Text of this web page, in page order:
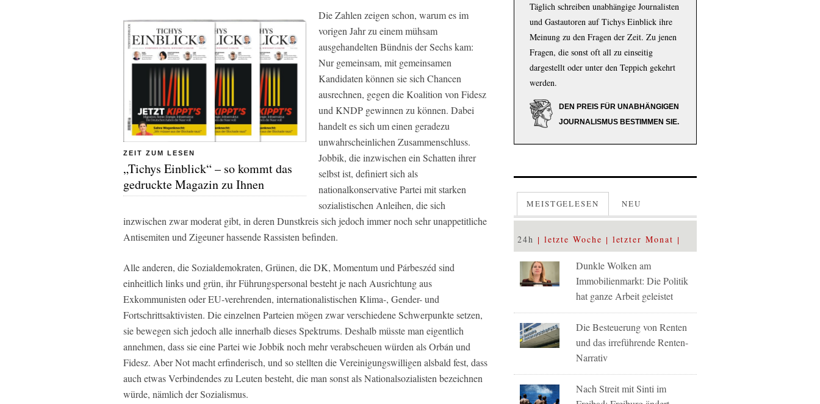
ZEIT ZUM LESEN
„Tichys Einblick“ – so kommt das
gedruckte Magazin zu Ihnen
Die Zahlen zeigen schon, warum es im
vorigen Jahr zu einem mühsam
ausgehandelten Bündnis der Sechs kam:
Nur gemeinsam, mit gemeinsamen
Kandidaten können sie sich Chancen
ausrechnen, gegen die Koalition von Fidesz
und KNDP gewinnen zu können. Dabei
handelt es sich um einen geradezu
unwahrscheinlichen Zusammenschluss.
Jobbik, die inzwischen ein Schatten ihrer
selbst ist, definiert sich als
nationalkonservative Partei mit starken
sozialistischen Anleihen, die sich
inzwischen zwar moderat gibt, in deren Dunstkreis sich jedoch immer noch sehr unappetitliche
Antisemiten und Zigeuner hassende Rassisten befinden.
Alle anderen, die Sozialdemokraten, Grünen, die DK, Momentum und Párbeszéd sind
einheitlich links und grün, ihr Führungspersonal besteht je nach Ausrichtung aus
Exkommunisten oder EU-verehrenden, internationalistischen Klima-, Gender- und
Fortschrittsaktivisten. Die einzelnen Parteien mögen zwar verschiedene Schwerpunkte setzen,
sie bewegen sich jedoch alle innerhalb dieses Spektrums. Deshalb müsste man eigentlich
annehmen, dass sie eine Partei wie Jobbik noch mehr verabscheuen würden als Orbán und
Fidesz. Aber Not macht erfinderisch, und so stellten die Vereinigungswilligen alsbald fest, dass
auch etwas Verbindendes zu Leuten besteht, die man sonst als Nationalsozialisten bezeichnen
würde, nämlich der Sozialismus.
Täglich schreiben unabhängige Journalisten
und Gastautoren auf Tichys Einblick ihre
Meinung zu den Fragen der Zeit. Zu jenen
Fragen, die sonst oft all zu einseitig
dargestellt oder unter den Teppich gekehrt
werden.
DEN PREIS FÜR UNABHÄNGIGEN
JOURNALISMUS BESTIMMEN SIE.
MEISTGELESEN NEU
24h letzte Woche letzter Monat
Dunkle Wolken am
Immobilienmarkt: Die Politik
hat ganze Arbeit geleistet
Die Besteuerung von Renten
und das irreführende Renten-
Narrativ
Nach Streit mit Sinti im